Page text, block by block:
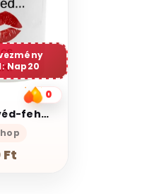
Nap20
0
Ha nincs kávéd-fehér bögre
Ft